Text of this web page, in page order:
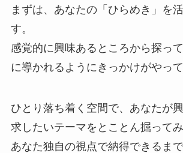
まずは、あなたの「ひらめき」を
す。
感覚的に興味あるところから探っ
に導かれるようにきっかけがやって
ひとり落ち着く空間で、あなたが
求したいテーマをとことん掘ってみ
あなた独自の視点で納得できるま